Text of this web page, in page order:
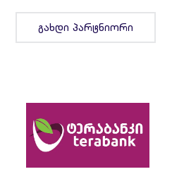
Გახდი Პარტნიორი